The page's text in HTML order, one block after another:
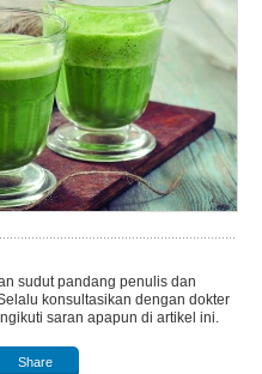
sudut pandang penulis dan
konsultasikan dengan dokter
saran apapun di artikel ini.
Share